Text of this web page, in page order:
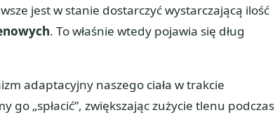
jest w stanie dostarczyć wystarczającą ilość
. To właśnie wtedy pojawia się dług
adaptacyjny naszego ciała w trakcie
go „spłacić”, zwiększając zużycie tlenu podczas